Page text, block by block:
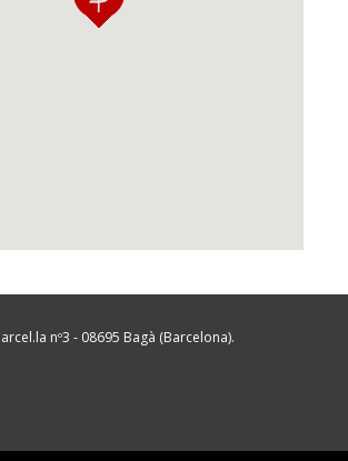
nº3 - 08695 Bagà (Barcelona).